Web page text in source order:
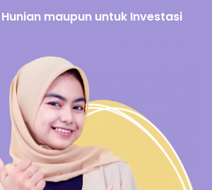
maupun untuk Investasi